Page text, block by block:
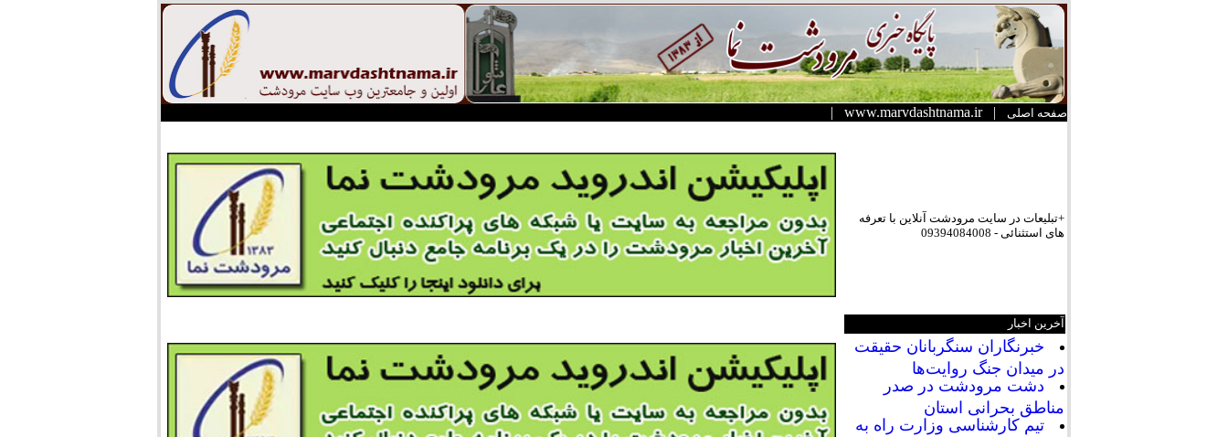
صفحه اصلی |
www.marvdashtnama.ir
|
+تبلیعات در سایت مرودشت آنلاین با تعرفه
های استثنائی - 09394084008
آخرین اخبار
خبرنگاران سنگربانان حقیقت
در میدان جنگ روایت‌ها
دشت مرودشت در صدر
مناطق بحرانی استان
تیم کارشناسی وزارت راه به